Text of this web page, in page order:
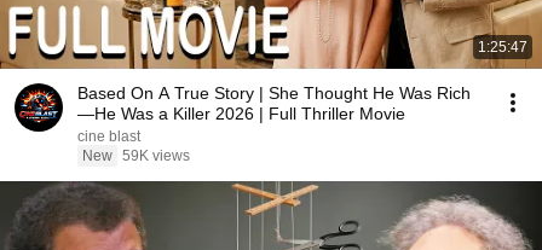
1:25:47
Based On A True Story | She Thought He Was Rich
—He Was a Killer 2026 | Full Thriller Movie
cine blast
New 59K views